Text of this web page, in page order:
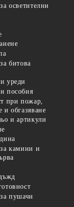
осветителни
битова
уреди
пособия
при пожар,
и обгазяване
и артикули
камини и
пушачи